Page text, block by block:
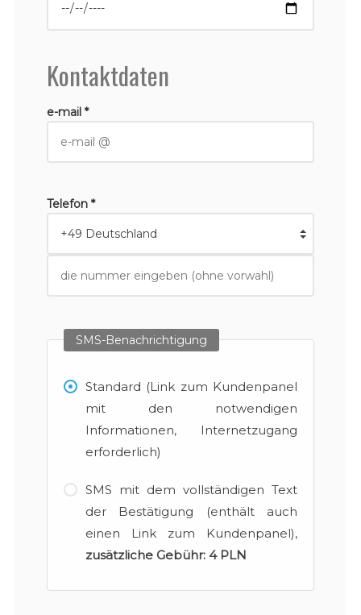
Kontaktdaten
e-mail *
Telefon *
SMS-Benachrichtigung
Standard (Link zum Kundenpanel
mit den notwendigen
Informationen, Internetzugang
erforderlich)
SMS mit dem vollständigen Text
der Bestätigung (enthält auch
einen Link zum Kundenpanel),
zusätzliche Gebühr: 4 PLN